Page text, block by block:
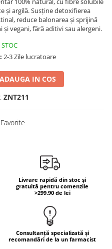
și argilă. Susține detoxifierea
reduce balonarea și sprijină
vegani, fără aditivi sau alergeni.
2-3 Zile lucratoare
ADAUGA IN COS
ZNT211
Livrare rapidă din stoc și
gratuită pentru comenzile
>299.90 de lei
Consultanță specializată și
recomandări de la un farmacist